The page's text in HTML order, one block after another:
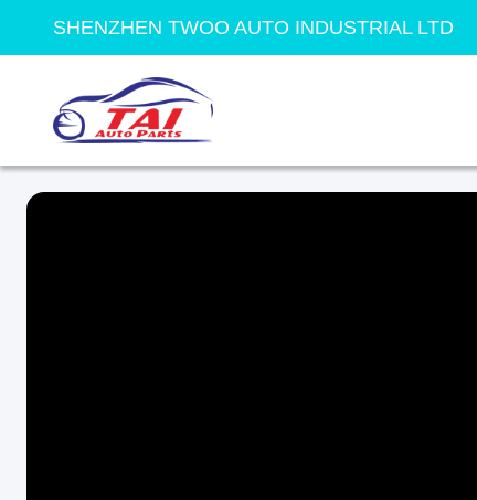
SHENZHEN TWOO AUTO INDUSTRIAL LTD